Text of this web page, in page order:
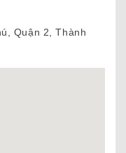
Quận 2, Thành